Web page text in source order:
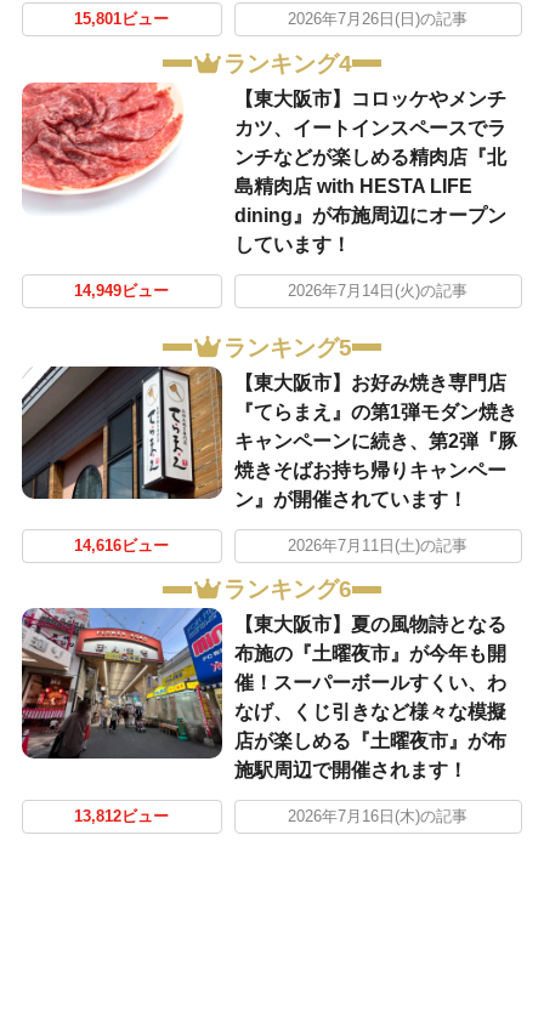
15,801ビュー 2026年7月26日(日)の記事
ランキング4
【東大阪市】コロッケやメンチ
カツ、イートインスペースでラ
ンチなどが楽しめる精肉店『北
島精肉店 with HESTA LIFE
dining』が布施周辺にオープン
しています！
14,949ビュー 2026年7月14日(火)の記事
ランキング5
【東大阪市】お好み焼き専門店
『てらまえ』の第1弾モダン焼き
キャンペーンに続き、第2弾『豚
焼きそばお持ち帰りキャンペー
ン』が開催されています！
14,616ビュー 2026年7月11日(土)の記事
ランキング6
【東大阪市】夏の風物詩となる
布施の『土曜夜市』が今年も開
催！スーパーボールすくい、わ
なげ、くじ引きなど様々な模擬
店が楽しめる『土曜夜市』が布
施駅周辺で開催されます！
13,812ビュー 2026年7月16日(木)の記事